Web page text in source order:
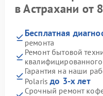
в Астрахани от
Бесплатная
ремонта
Ремонт бытовой
квалифицированного
Гарантия на наши
Polarisдо 3-х лет
Срочный ремонт